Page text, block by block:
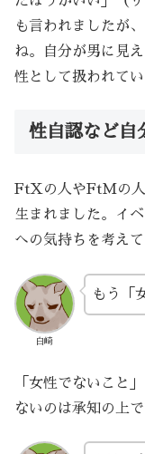
も言われましたが
ね。自分が男に見
性として扱われてい
性自認など自
FtXの人やFtMの人
生まれました。イ
への気持ちを考えて
白崎
もう「
「女性でないこと
ないのは承知の上